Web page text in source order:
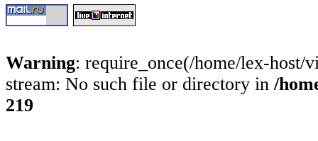
Warning: require_once(/home/lex-host/
stream: No such file or directory in /
219